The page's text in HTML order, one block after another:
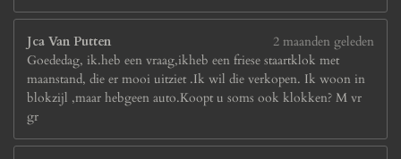
Jca Van Putten
2 maanden geleden
Goededag, ik.heb een vraag,ikheb een friese staartklok met
maanstand, die er mooi uitziet .Ik wil die verkopen. Ik woon in
blokzijl ,maar hebgeen auto.Koopt u soms ook klokken? M vr
gr